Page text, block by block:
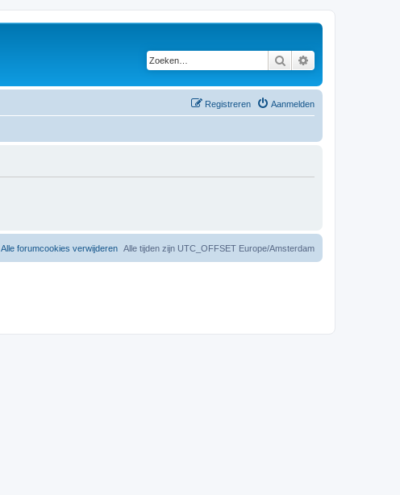
Zoeken
Aanmelden
Registreren
Alle tijden zijn UTC_OFFSET Europe/Amsterdam
Alle forumcookies verwijderen